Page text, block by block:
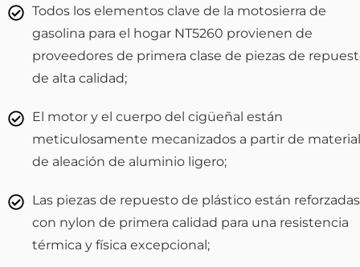
Todos los elementos clave de la motosierra de
gasolina para el hogar NT5260 provienen de
proveedores de primera clase de piezas de
de alta calidad;
El motor y el cuerpo del cigüeñal están
meticulosamente mecanizados a partir de material
de aleación de aluminio ligero;
Las piezas de repuesto de plástico están reforzadas
con nylon de primera calidad para una resistencia
térmica y física excepcional;